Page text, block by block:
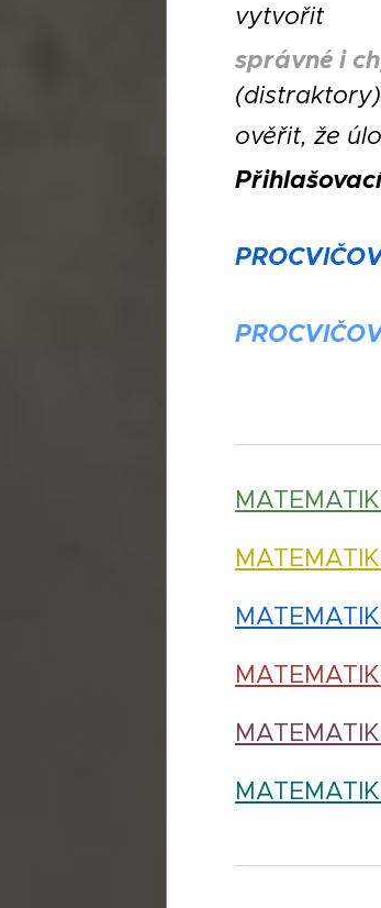
vytvořit
správné i
ověřit, že
PROCVIČOV